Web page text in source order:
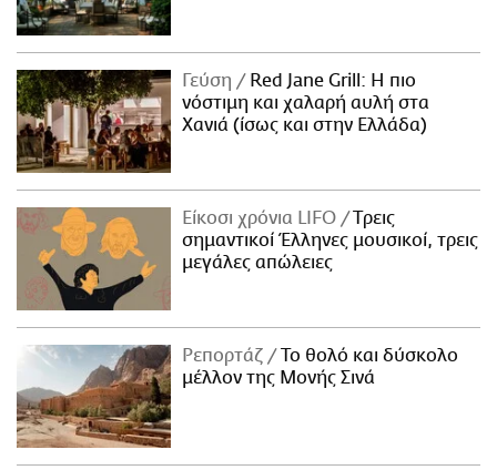
Γεύση
Red Jane Grill: Η πιο
νόστιμη και χαλαρή αυλή στα
Χανιά (ίσως και στην Ελλάδα)
Είκοσι χρόνια LIFO
Tρεις
σημαντικοί Έλληνες μουσικοί, τρεις
μεγάλες απώλειες
Ρεπορτάζ
Το θολό και δύσκολο
μέλλον της Μονής Σινά